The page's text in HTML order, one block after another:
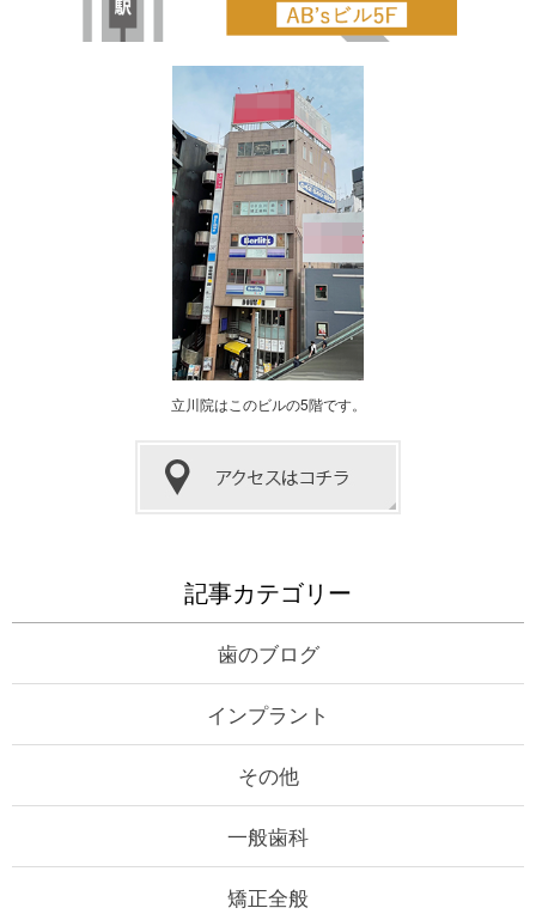
立川院はこのビルの5階です。
記事カテゴリー
歯のブログ
インプラント
その他
一般歯科
矯正全般